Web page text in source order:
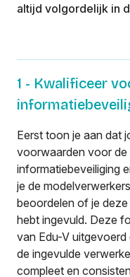
altijd volgordelijk in
1 - Kwalificeer
Eerst toon je aan dat
voorwaarden voor de
informatiebeveiliging
je de
beoordelen of je
hebt ingevuld. Deze
van Edu-V
de ingevulde
compleet en